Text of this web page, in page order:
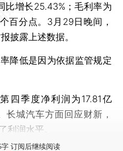
比增长25.43%；毛利率为
百分点。3月29日晚间，
披露上述数据。
低是因为依据监管规定
季度净利润为17.81亿
长城汽车方面回应财新，
利润水平。
字 订阅后继续阅读